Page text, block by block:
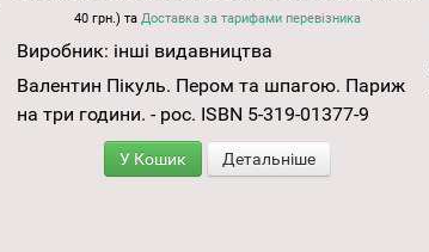
40 грн.) таДоставка за тарифами перевізника
Виробник: інші видавництва
Валентин Пікуль. Пером та шпагою. Париж
на три години. - рос. ISBN 5-319-01377-9
У Кошик Детальніше